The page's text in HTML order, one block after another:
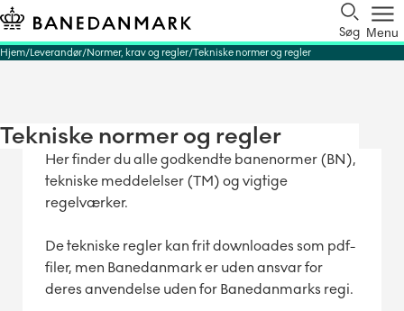
Søg Menu
Hjem Leverandør Normer, krav og regler Tekniske normer og regler
Tekniske normer og regler
Her finder du alle godkendte banenormer (BN),
tekniske meddelelser (TM) og vigtige
regelværker.
De tekniske regler kan frit downloades som pdf-
filer, men Banedanmark er uden ansvar for
deres anvendelse uden for Banedanmarks regi.